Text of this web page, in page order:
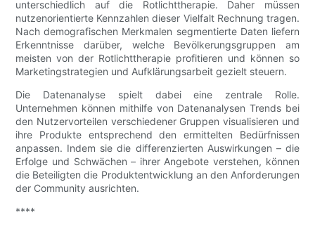
unterschiedlich auf die Rotlichttherapie. Daher müssen
nutzenorientierte Kennzahlen dieser Vielfalt Rechnung tragen.
Nach demografischen Merkmalen segmentierte Daten liefern
Erkenntnisse darüber, welche Bevölkerungsgruppen am
meisten von der Rotlichttherapie profitieren und können so
Marketingstrategien und Aufklärungsarbeit gezielt steuern.
Die Datenanalyse spielt dabei eine zentrale Rolle.
Unternehmen können mithilfe von Datenanalysen Trends bei
den Nutzervorteilen verschiedener Gruppen visualisieren und
ihre Produkte entsprechend den ermittelten Bedürfnissen
anpassen. Indem sie die differenzierten Auswirkungen – die
Erfolge und Schwächen – ihrer Angebote verstehen, können
die Beteiligten die Produktentwicklung an den Anforderungen
der Community ausrichten.
****